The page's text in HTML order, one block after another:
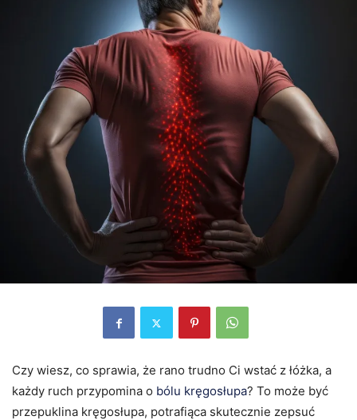
Czy wiesz, co sprawia, że rano trudno Ci wstać z łóżka, a
każdy ruch przypomina o bólu kręgosłupa? To może być
przepuklina kręgosłupa, potrafiąca skutecznie zepsuć